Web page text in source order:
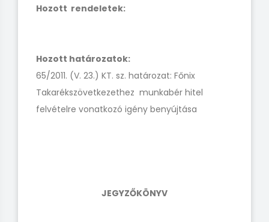
Hozott rendeletek:
Hozott határozatok:
65/2011. (V. 23.) KT. sz. határozat: Főnix
Takarékszövetkezethez munkabér hitel
felvételre vonatkozó igény benyújtása
JEGYZŐKÖNYV